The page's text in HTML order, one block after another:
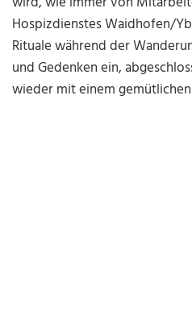
Hospizdienstes Waidhofen/
Rituale während der
und Gedenken ein,
wieder mit einem